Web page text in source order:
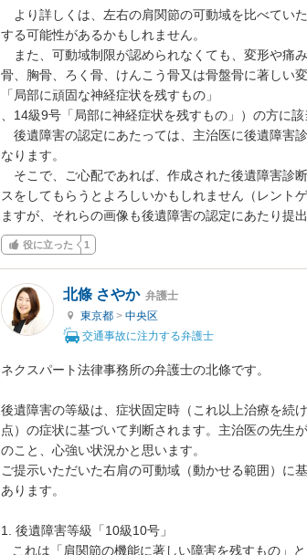
より詳しくは、左右の肩関節の可動域を比べてい
する可能性があるかもしれません。
また、可動域制限が認められなくても、変形や痛
骨、胸骨、ろく骨、けんこう骨又は骨盤骨に著しい
「局部に頑固な神経症状を残すもの」
、14級9号「局部に神経症状を残すもの」）の方に
後遺障害の認定にあたっては、主治医に後遺障害
なります。
そこで、ご心配であれば、作成された後遺障害診
スをしてもらうとよろしいかもしれません（レント
ますが、それらの画像も後遺障害の認定にあたり提
役に立った 1
北條 さやか 弁護士
東京都 > 中央区
交通事故に注力する弁護士
ネクスパート法律事務所の弁護士の北條です。
後遺障害の等級は、症状固定時（これ以上治療を続
点）の症状に基づいて判断されます。主治医の先生
のこと、心強い状況かと思います。
ご提示いただいた右肩の可動域（動かせる範囲）に
あります。
1. 後遺障害等級「10級10号」